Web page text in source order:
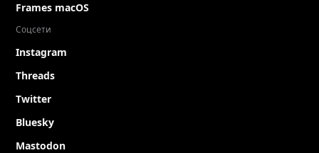
Frames macOS
Соцсети
Instagram
Threads
Twitter
Bluesky
Mastodon